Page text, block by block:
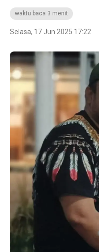
waktu baca 3 menit
Selasa, 17 Jun 2025 17:22